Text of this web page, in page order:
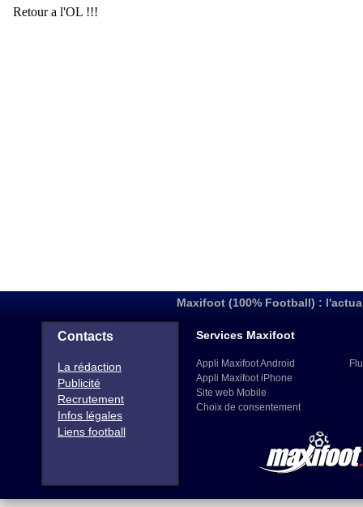
Maxifoot (100% Football) :
Contacts
La rédaction
Publicité
Recrutement
Infos légales
Liens football
Services Maxifoot
Appli Maxifoot Android
Appli Maxifoot iPhone
Site web Mobile
Choix de consentement